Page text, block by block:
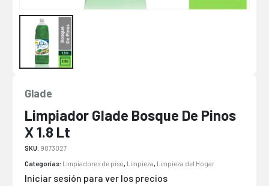
Glade
Limpiador Glade Bosque De Pinos
X 1.8 Lt
SKU: 9873027
Categorías: Limpiadores de piso, Limpieza, Limpieza del Hogar
Iniciar sesión para ver los precios